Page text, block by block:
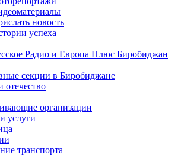
новость
успеха
Радио и Европа Плюс Биробиджан
секции в Биробиджане
отечество
организации
услуги
транспорта